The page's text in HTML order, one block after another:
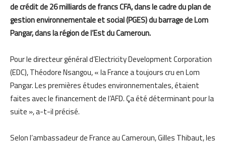
de crédit de 26 milliards de francs CFA, dans le cadre du plan de
gestion environnementale et social (PGES) du barrage de Lom
Pangar, dans la région de l’Est du Cameroun.
Pour le directeur général d’Electricity Development Corporation
(EDC), Théodore Nsangou, « la France a toujours cru en Lom
Pangar. Les premières études environnementales, étaient
faites avec le financement de l’AFD. Ça été déterminant pour la
suite », a-t-il précisé.
Selon l’ambassadeur de France au Cameroun, Gilles Thibaut, les